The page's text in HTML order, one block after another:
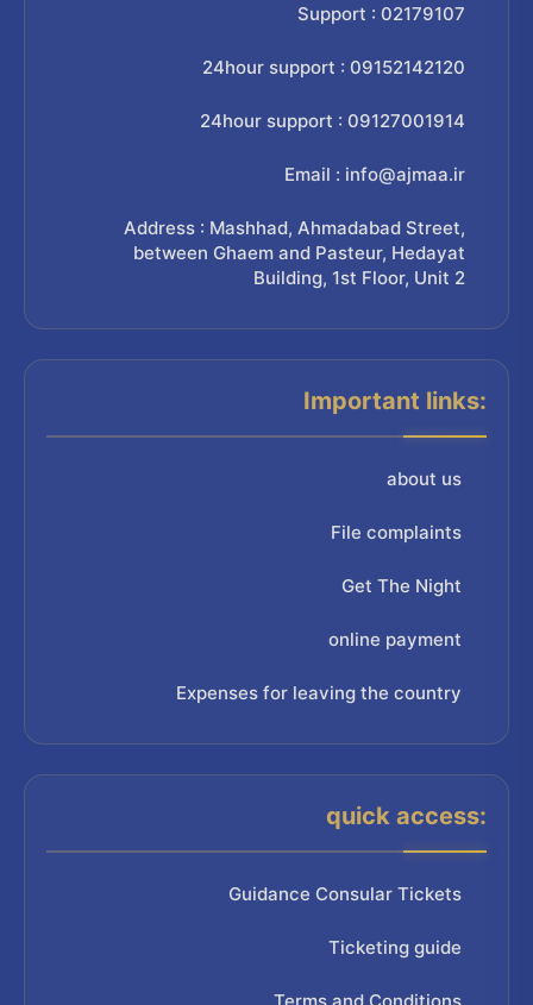
Support : 02179107
24hour support : 09152142120
24hour support : 09127001914
Email : info@ajmaa.ir
Address : Mashhad, Ahmadabad Street,
between Ghaem and Pasteur, Hedayat
Building, 1st Floor, Unit 2
Important links:
about us
File complaints
Get The Night
online payment
Expenses for leaving the country
quick access:
Guidance Consular Tickets
Ticketing guide